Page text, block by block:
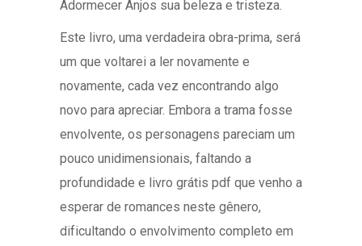
Adormecer Anjos sua beleza e tristeza.
Este livro, uma verdadeira obra-prima, será
um que voltarei a ler novamente e
novamente, cada vez encontrando algo
novo para apreciar. Embora a trama fosse
envolvente, os personagens pareciam um
pouco unidimensionais, faltando a
profundidade e livro grátis pdf que venho a
esperar de romances neste gênero,
dificultando o envolvimento completo em